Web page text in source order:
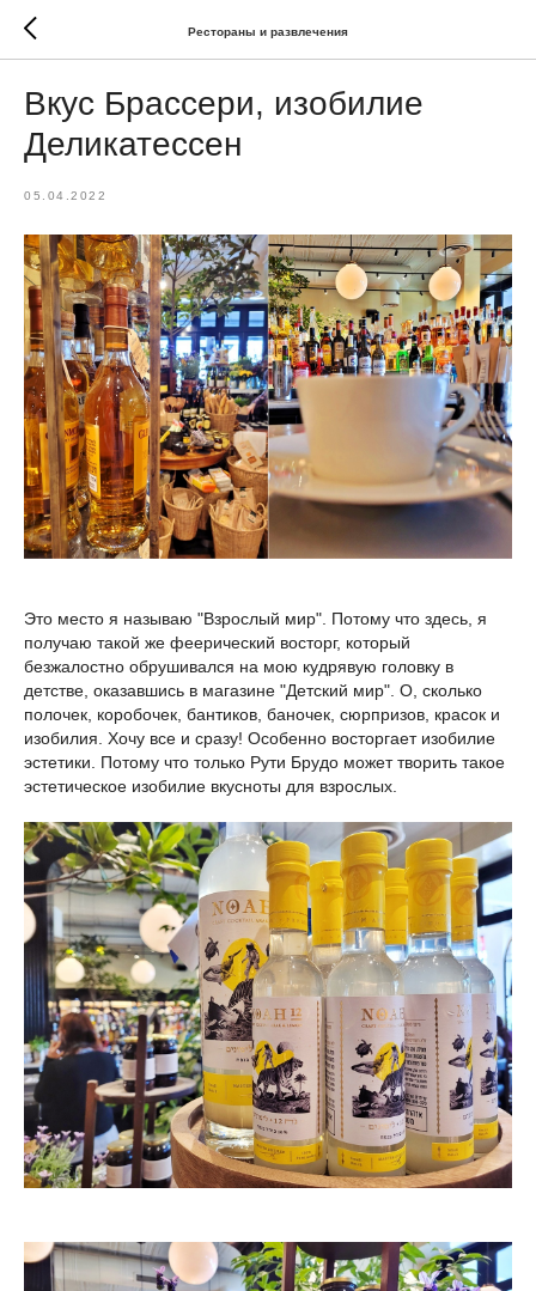
Рестораны и развлечения
Вкус Брассери, изобилие
Деликатессен
05.04.2022
Это место я называю "Взрослый мир". Потому что здесь, я
получаю такой же феерический восторг, который
безжалостно обрушивался на мою кудрявую головку в
детстве, оказавшись в магазине "Детский мир". О, сколько
полочек, коробочек, бантиков, баночек, сюрпризов, красок и
изобилия. Хочу все и сразу! Особенно восторгает изобилие
эстетики. Потому что только Рути Брудо может творить такое
эстетическое изобилие вкусноты для взрослых.